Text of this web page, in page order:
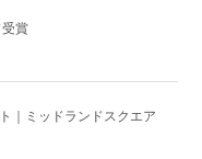
賞
｜ミッドランドスクエア